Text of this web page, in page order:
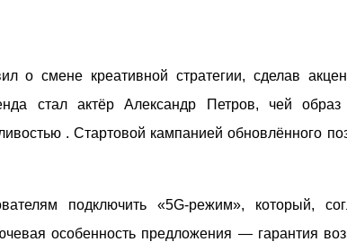
о смене креативной стратегии, сделав
стал актёр Александр Петров, чей
. Стартовой кампанией обновлённого
подключить «5G-режим», который,
особенность предложения — гарантия